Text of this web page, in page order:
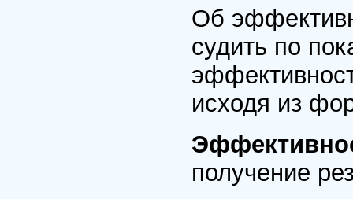
Об
судить по
исходя из
получение